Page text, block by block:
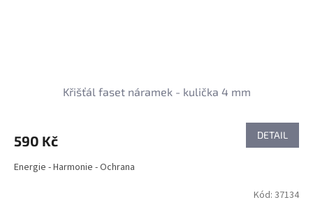
Křišťál faset náramek - kulička 4 mm
590 Kč DETAIL
Energie - Harmonie - Ochrana
Kód: 37134